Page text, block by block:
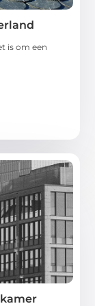
is om een